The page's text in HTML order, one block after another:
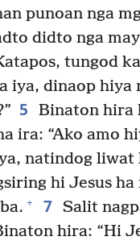
punoan nga
didto nga
tungod
iya, dinaop hiya
5 Binaton hira
ira: “Ako amo
natindog liwat
hi Jesus
+ 7 Salit
hira: “Hi